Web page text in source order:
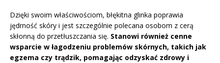
Dzięki swoim właściwościom, błękitna glinka poprawia
jędrność skóry i jest szczególnie polecana osobom z cerą
skłonną do przetłuszczania się. Stanowi również cenne
wsparcie w łagodzeniu problemów skórnych, takich jak
egzema czy trądzik, pomagając odzyskać zdrowy i